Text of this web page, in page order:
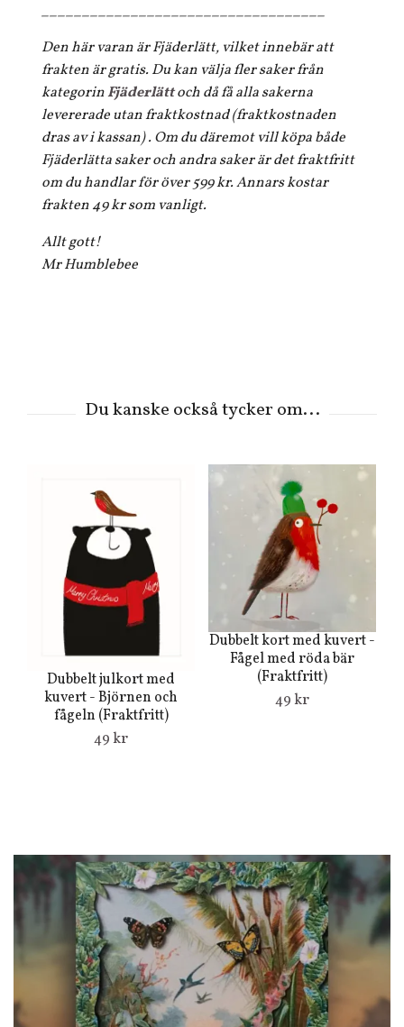
___________________________________
Den här varan är Fjäderlätt, vilket innebär att
frakten är gratis. Du kan välja fler saker från
kategorinFjäderlättoch då få alla sakerna
levererade utan fraktkostnad (fraktkostnaden
dras av i kassan) . Om du däremot vill köpa både
Fjäderlätta saker och andra saker är det fraktfritt
om du handlar för över 599 kr. Annars kostar
frakten 49 kr som vanligt.
Allt gott!
Mr Humblebee
Dubbelt julkort med
kuvert - Björnen och
fågeln (Fraktfritt)
49 kr
Dubbelt kort med kuvert -
Fågel med röda bär
(Fraktfritt)
49 kr